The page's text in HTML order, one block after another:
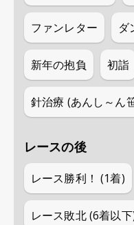
ファンレター ダ
新年の抱負 初詣
針治療 (あんし～ん
レースの後
レース勝利！ (1着)
レース敗北 (6着以